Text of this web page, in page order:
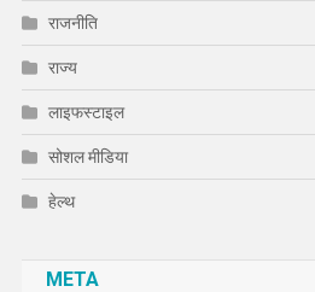
राजनीति
राज्य
लाइफस्टाइल
सोशल मीडिया
हेल्थ
META